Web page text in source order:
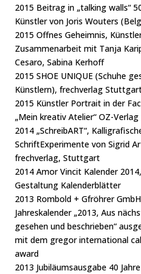
2015 Beitrag in „talking walls“
Künstler von Joris Wouters
2015 Offnes Geheimnis,
Zusammenarbeit mit Tanja
Cesaro, Sabina Kerhoff
2015 SHOE UNIQUE (Schuhe
Künstlern), frechverlag
2015 Künstler Portrait in der
„Mein kreativ Atelier“ OZ-Verlag
2014 „SchreibART“,
SchriftExperimente von Sigrid
frechverlag, Stuttgart
2014 Amor Vincit Kalender 2014,
Gestaltung Kalenderblätter
2013 Rombold + Gfröhrer
Jahreskalender „2013, Aus
gesehen und beschrieben“
mit dem gregor international
award
2013 Jubiläumsausgabe 40